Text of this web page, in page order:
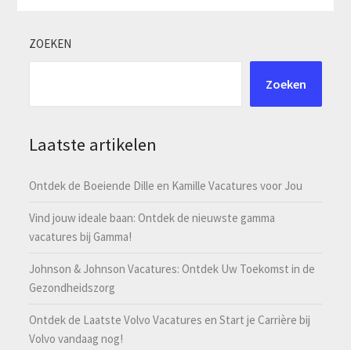
ZOEKEN
Zoeken
Laatste artikelen
Ontdek de Boeiende Dille en Kamille Vacatures voor Jou
Vind jouw ideale baan: Ontdek de nieuwste gamma
vacatures bij Gamma!
Johnson & Johnson Vacatures: Ontdek Uw Toekomst in de
Gezondheidszorg
Ontdek de Laatste Volvo Vacatures en Start je Carrière bij
Volvo vandaag nog!